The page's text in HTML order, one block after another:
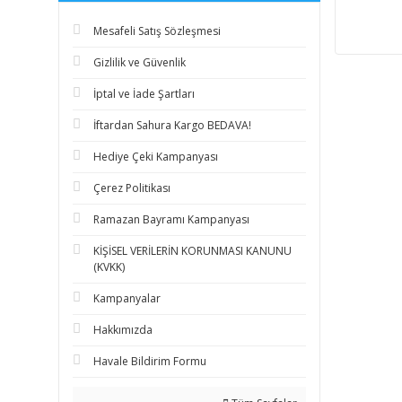
Mesafeli Satış Sözleşmesi
Gizlilik ve Güvenlik
İptal ve İade Şartları
İftardan Sahura Kargo BEDAVA!
Hediye Çeki Kampanyası
Çerez Politikası
Ramazan Bayramı Kampanyası
KİŞİSEL VERİLERİN KORUNMASI KANUNU
(KVKK)
Kampanyalar
Hakkımızda
Havale Bildirim Formu